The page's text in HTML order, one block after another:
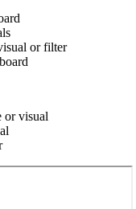
or filter
or visual